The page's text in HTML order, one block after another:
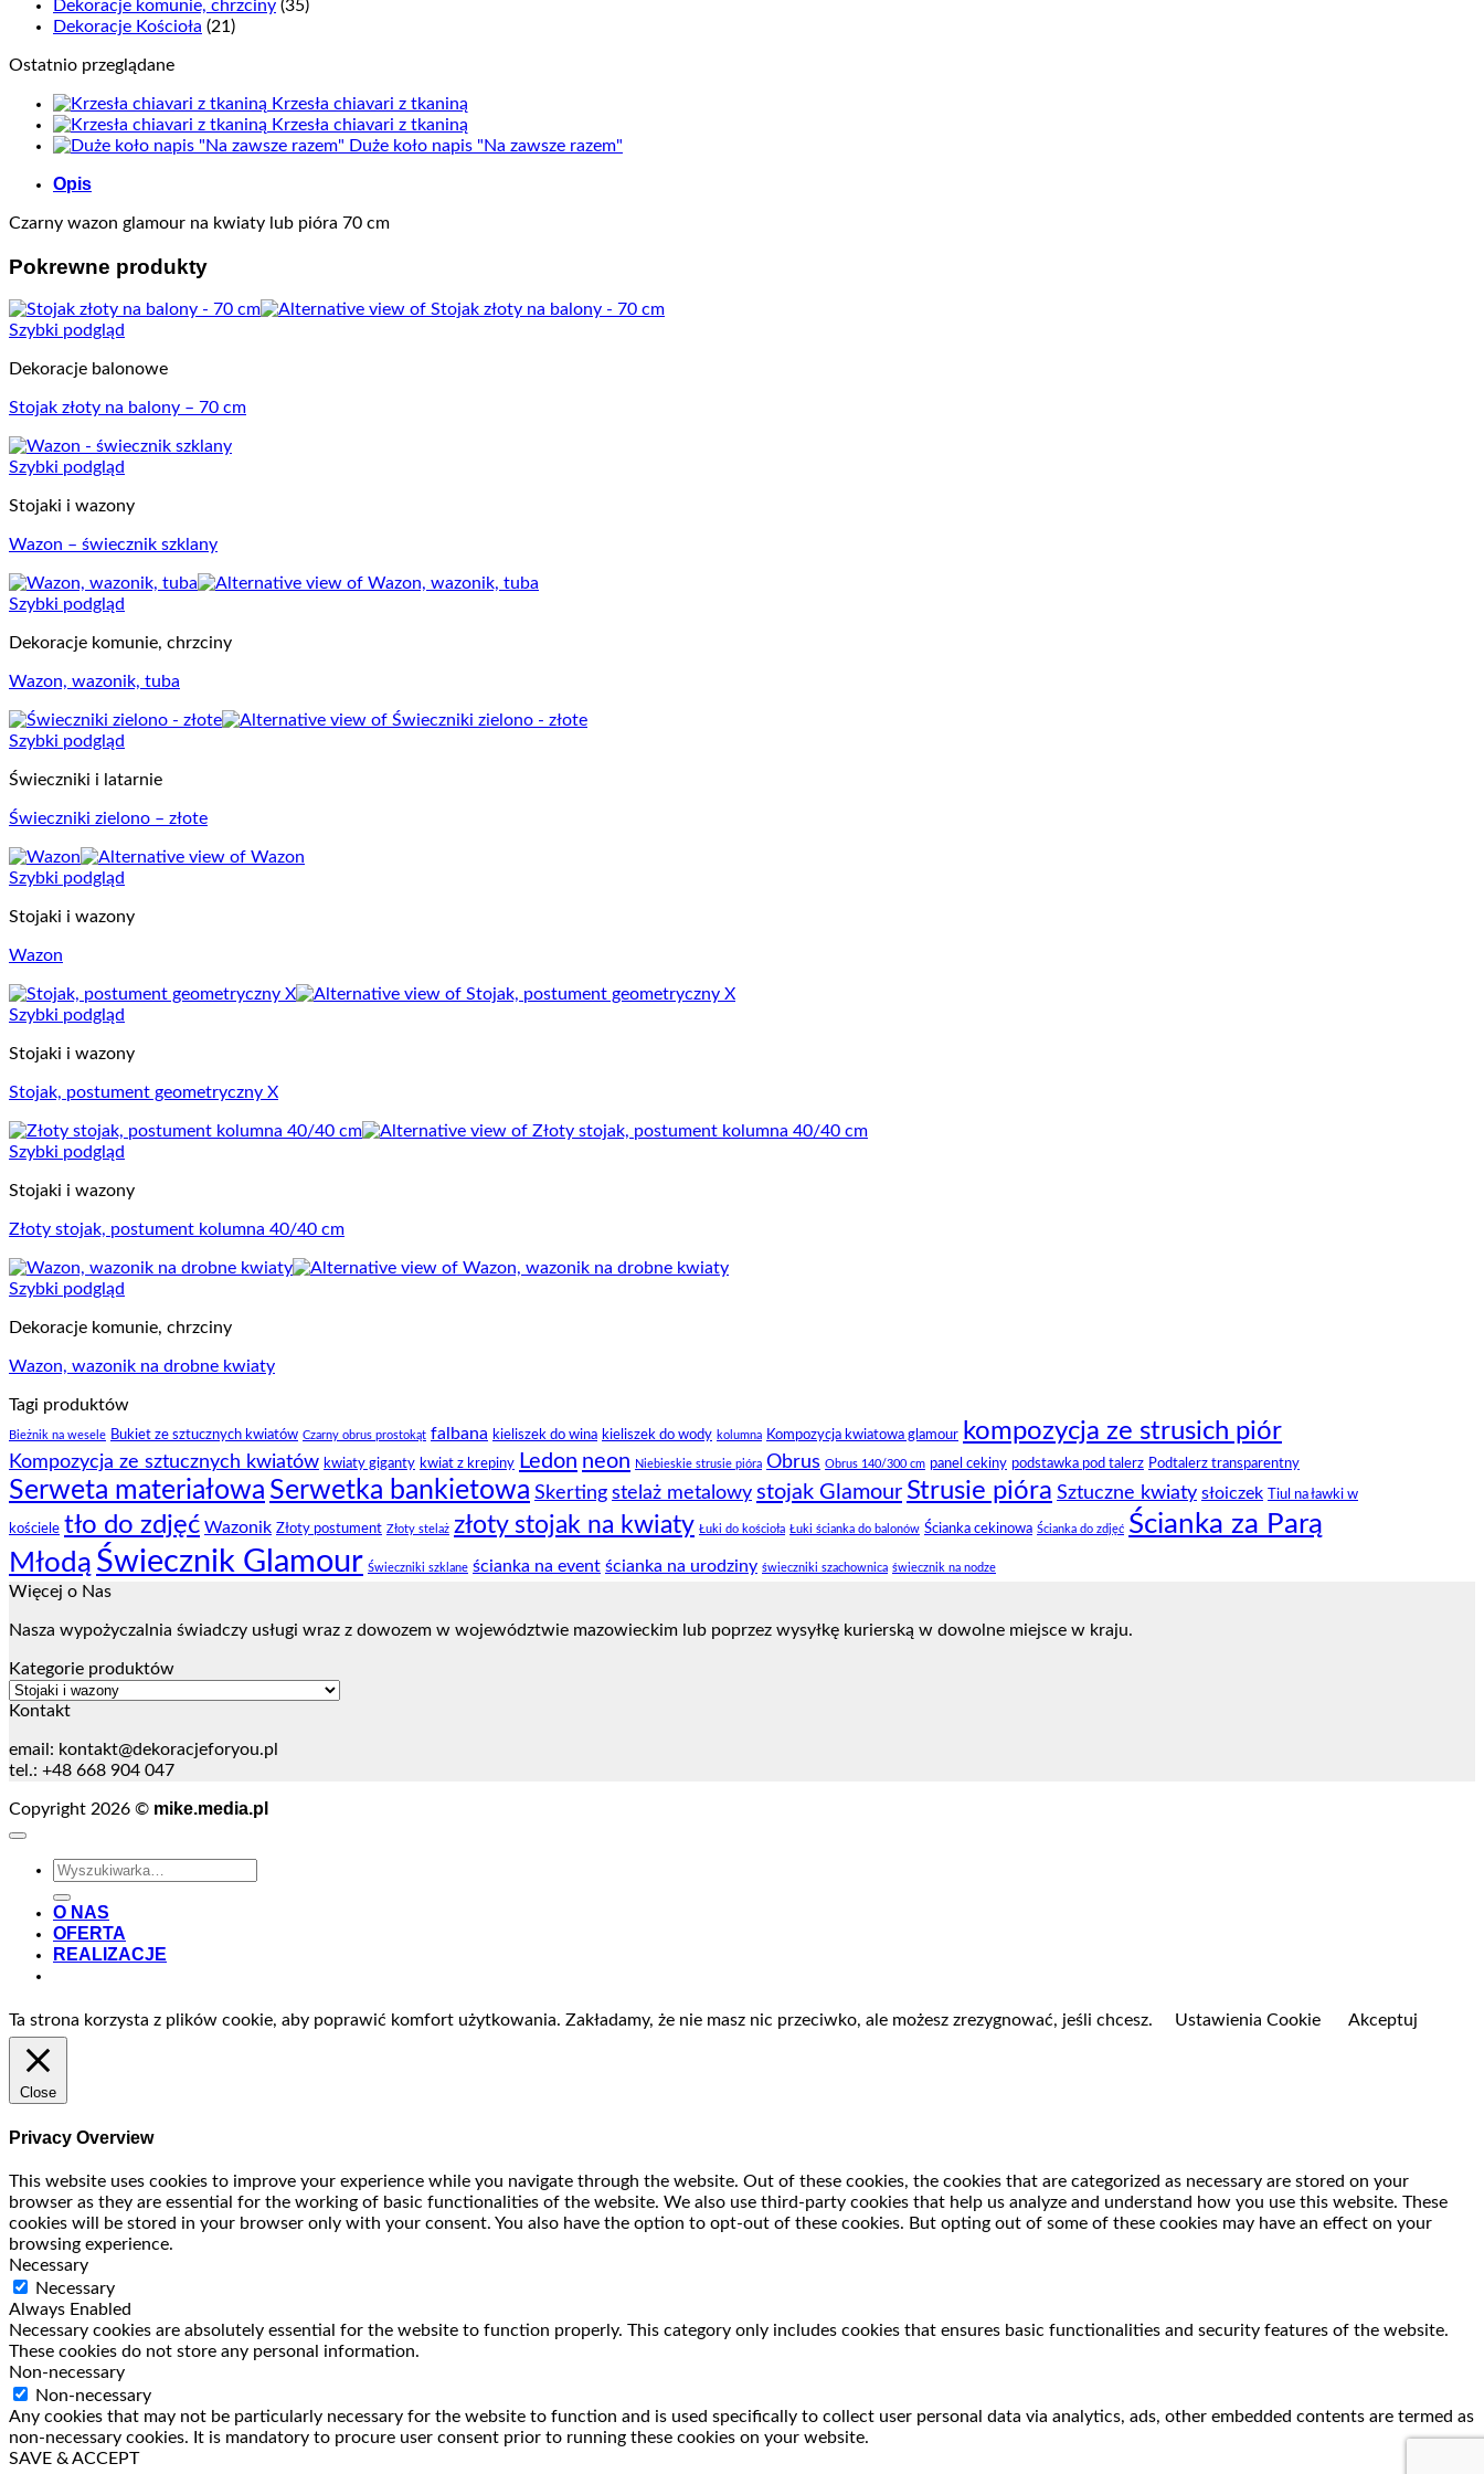
Dekoracje komunie, chrzciny (35)
Dekoracje Kościoła (21)
Ostatnio przeglądane
Krzesła chiavari z tkaniną
Krzesła chiavari z tkaniną
Duże koło napis "Na zawsze razem"
Opis
Czarny wazon glamour na kwiaty lub pióra 70 cm
Pokrewne produkty
Szybki podgląd
Dekoracje balonowe
Stojak złoty na balony – 70 cm
Szybki podgląd
Stojaki i wazony
Wazon – świecznik szklany
Szybki podgląd
Dekoracje komunie, chrzciny
Wazon, wazonik, tuba
Szybki podgląd
Świeczniki i latarnie
Świeczniki zielono – złote
Szybki podgląd
Stojaki i wazony
Wazon
Szybki podgląd
Stojaki i wazony
Stojak, postument geometryczny X
Szybki podgląd
Stojaki i wazony
Złoty stojak, postument kolumna 40/40 cm
Szybki podgląd
Dekoracje komunie, chrzciny
Wazon, wazonik na drobne kwiaty
Tagi produktów
Bieżnik na wesele Bukiet ze sztucznych kwiatów Czarny obrus prostokąt falbana kieliszek do wina kieliszek do wody kolumna Kompozycja kwiatowa glamour kompozycja ze strusich piór
Kompozycja ze sztucznych kwiatów kwiaty giganty kwiat z krepiny Ledon neon Niebieskie strusie pióra Obrus Obrus 140/300 cm panel cekiny podstawka pod talerz Podtalerz transparentny
Serweta materiałowa Serwetka bankietowa Skerting stelaż metalowy stojak Glamour Strusie pióra Sztuczne kwiaty słoiczek Tiul na ławki w
kościele tło do zdjęć Wazonik Złoty postument Złoty stelaż złoty stojak na kwiaty Łuki do kościoła Łuki ścianka do balonów Ścianka cekinowa Ścianka do zdjęć Ścianka za Parą
Młodą Świecznik Glamour Świeczniki szklane ścianka na event ścianka na urodziny świeczniki szachownica świecznik na nodze
Więcej o Nas
Nasza wypożyczalnia świadczy usługi wraz z dowozem w województwie mazowieckim lub poprzez wysyłkę kurierską w dowolne miejsce w kraju.
Kategorie produktów
Kontakt
email: kontakt@dekoracjeforyou.pl
tel.: +48 668 904 047
Copyright 2026 © mike.media.pl
Szukaj:
O NAS
OFERTA
REALIZACJE
Ta strona korzysta z plików cookie, aby poprawić komfort użytkowania. Zakładamy, że nie masz nic przeciwko, ale możesz zrezygnować, jeśli chcesz. Ustawienia Cookie Akceptuj
Close
Privacy Overview
This website uses cookies to improve your experience while you navigate through the website. Out of these cookies, the cookies that are categorized as necessary are stored on your
browser as they are essential for the working of basic functionalities of the website. We also use third-party cookies that help us analyze and understand how you use this website. These
cookies will be stored in your browser only with your consent. You also have the option to opt-out of these cookies. But opting out of some of these cookies may have an effect on your
browsing experience.
Necessary
Necessary
Always Enabled
Necessary cookies are absolutely essential for the website to function properly. This category only includes cookies that ensures basic functionalities and security features of the website.
These cookies do not store any personal information.
Non-necessary
Non-necessary
Any cookies that may not be particularly necessary for the website to function and is used specifically to collect user personal data via analytics, ads, other embedded contents are termed as
non-necessary cookies. It is mandatory to procure user consent prior to running these cookies on your website.
SAVE & ACCEPT